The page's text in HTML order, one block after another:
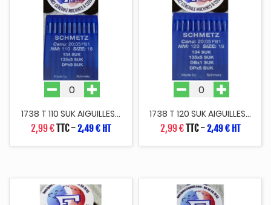
1738 T 110 SUK AIGUILLES...
2,99 €TTC-2,49 € HT
1738 T 120 SUK AIGUILLES...
2,99 €TTC-2,49 € HT